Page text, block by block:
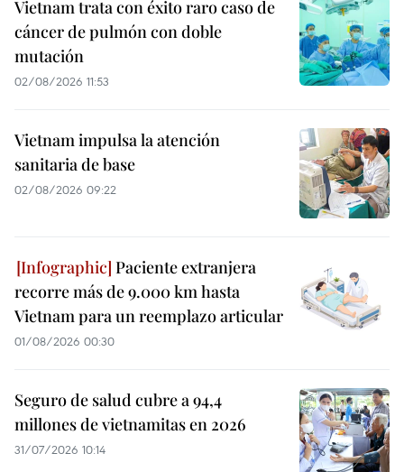
Vietnam trata con éxito raro caso de
cáncer de pulmón con doble
mutación
02/08/2026 11:53
Vietnam impulsa la atención
sanitaria de base
02/08/2026 09:22
Paciente extranjera
recorre más de 9.000 km hasta
Vietnam para un reemplazo articular
01/08/2026 00:30
Seguro de salud cubre a 94,4
millones de vietnamitas en 2026
31/07/2026 10:14